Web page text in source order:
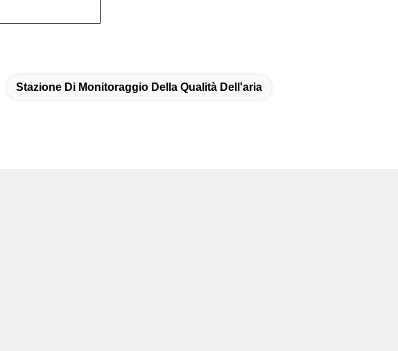
Stazione Di Monitoraggio Della Qualità Dell'aria